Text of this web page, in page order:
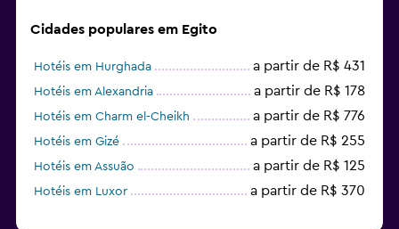
Cidades populares em Egito
Hotéis em Hurghada a partir de R$ 431
Hotéis em Alexandria a partir de R$ 178
Hotéis em Charm el-Cheikh a partir de R$ 776
Hotéis em Gizé a partir de R$ 255
Hotéis em Assuão a partir de R$ 125
Hotéis em Luxor a partir de R$ 370